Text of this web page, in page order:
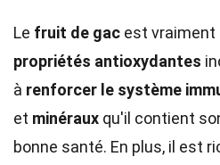
Le fruit de gac est vraiment
propriétés antioxydantes
à renforcer le système
et minéraux qu'il contient
bonne santé. En plus, il est